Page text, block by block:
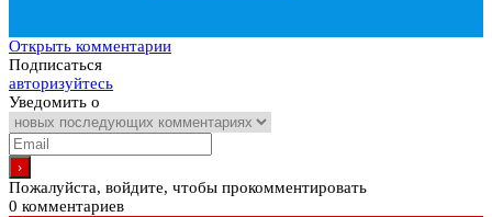
Открыть комментарии
Подписаться
авторизуйтесь
Уведомить о
Пожалуйста, войдите, чтобы прокомментировать
0 комментариев